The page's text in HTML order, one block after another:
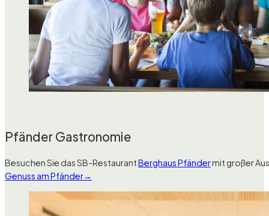
Pfänder Gastronomie
Besuchen Sie das SB-RestaurantBerghaus Pfändermit großer
Genuss am Pfänder